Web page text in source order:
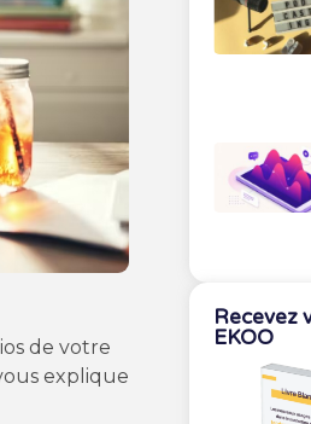
de votre
explique
Recevez
EKOO